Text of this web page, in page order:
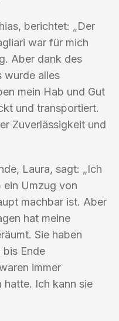
berichtet: „Der
war für mich
Aber dank des
wurde alles
mein Hab und Gut
und transportiert.
Zuverlässigkeit und
Laura, sagt: „Ich
Umzug von
machbar ist. Aber
hat meine
Sie haben
Ende
immer
hatte. Ich kann sie